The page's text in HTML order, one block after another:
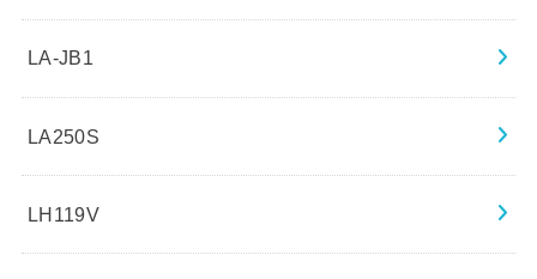
LA-JB1
LA250S
LH119V